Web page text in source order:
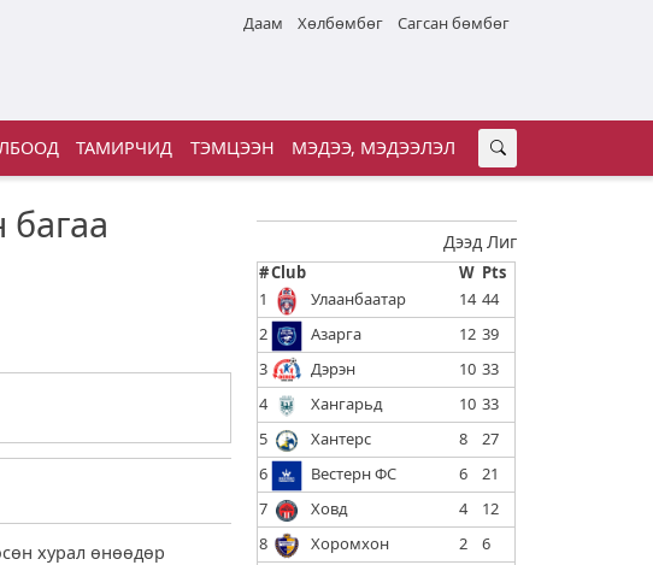
Даам Хөлбөмбөг Сагсан бөмбөг
ТАМИРЧИД ТЭМЦЭЭН МЭДЭЭ, МЭДЭЭЛЭЛ
хурал өнөөдөр
Дээд Лиг
#Club W Pts
1
Улаанбаатар 14 44
2
Азарга 12 39
3
Дэрэн 10 33
4
Хангарьд 10 33
5
Хантерс 8
27
6
Вестерн ФС 6
21
7
Ховд 4
12
8
Хоромхон 2
6